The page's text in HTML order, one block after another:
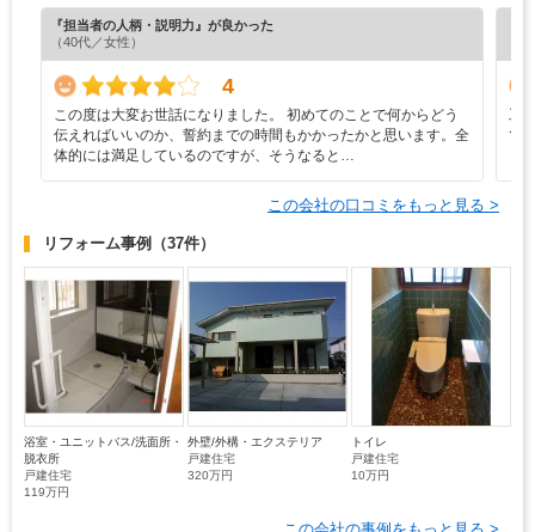
『担当者の人柄・説明力』が良かった
（40代／女性）
4
この度は大変お世話になりました。 初めてのことで何からどう
伝えればいいのか、誓約までの時間もかかったかと思います。全
体的には満足しているのですが、そうなると…
工
で
この会社の口コミをもっと見る >
リフォーム事例 （37件）
浴室・ユニットバス/洗面所・
脱衣所
戸建住宅
119万円
外壁/外構・エクステリア
戸建住宅
320万円
トイレ
戸建住宅
10万円